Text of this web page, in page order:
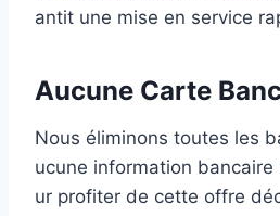
antit une mise en service
Aucune Carte
Nous éliminons toutes les
ucune information bancaire
ur profiter de cette offre